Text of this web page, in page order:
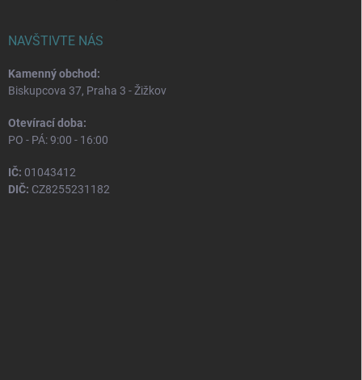
NAVŠTIVTE NÁS
Kamenný obchod:
Biskupcova 37, Praha 3 - Žižkov
Otevírací doba:
PO - PÁ: 9:00 - 16:00
IČ: 01043412
DIČ: CZ8255231182